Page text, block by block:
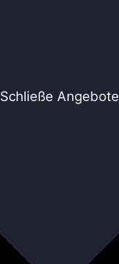
Schließe Angebote